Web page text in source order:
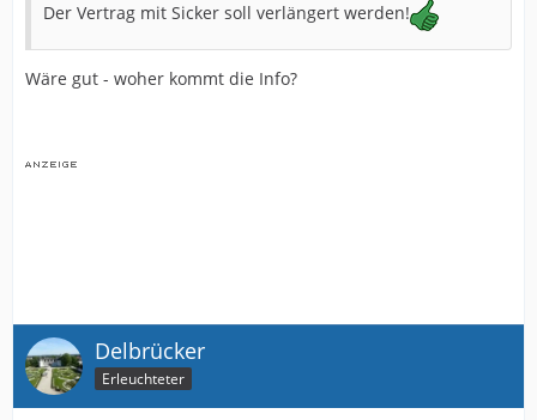
Der Vertrag mit Sicker soll verlängert werden!
Wäre gut - woher kommt die Info?
Delbrücker
Erleuchteter